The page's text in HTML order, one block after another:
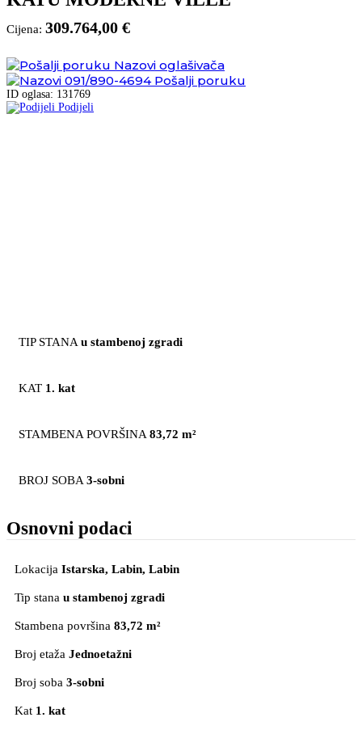
Cijena: 309.764,00 €
Nazovi oglašivača
091/890-4694 Pošalji poruku
ID oglasa: 131769
Podijeli
TIP STANA u stambenoj zgradi
KAT 1. kat
STAMBENA POVRŠINA 83,72 m²
BROJ SOBA 3-sobni
Osnovni podaci
Lokacija Istarska, Labin, Labin
Tip stana u stambenoj zgradi
Stambena površina 83,72 m²
Broj etaža Jednoetažni
Broj soba 3-sobni
Kat 1. kat